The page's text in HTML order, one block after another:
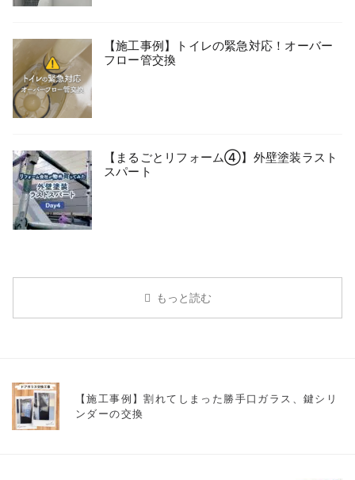
【施工事例】トイレの緊急対応！オーバー
フロー管交換
【まるごとリフォーム④】外壁塗装ラスト
スパート
もっと読む
【施工事例】割れてしまった勝手口ガラス、鍵シリ
ンダーの交換